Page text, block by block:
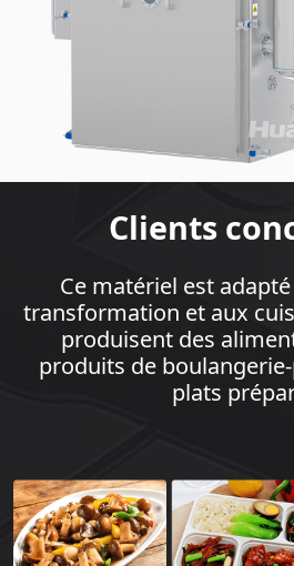
Clients
Ce matériel est
transformation et aux
produisent des
produits de
plats